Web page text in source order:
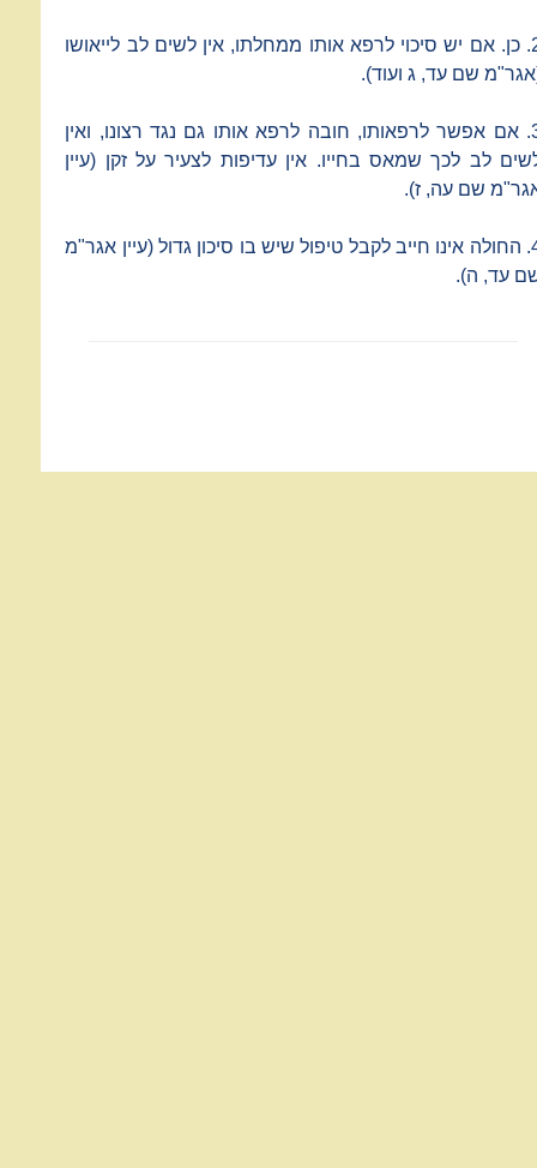
2. כן. אם יש סיכוי לרפא אותו ממחלתו, אין לשים לב לייאושו
שם עד, ג ועוד).
3. אם אפשר לרפאותו, חובה לרפא אותו גם נגד רצונו, ואין
לב לכך שמאס בחייו. אין עדיפות לצעיר על זקן (עיין
שם עה, ז).
4. החולה אינו חייב לקבל טיפול שיש בו סיכון גדול (עיין אגר"מ
עד, ה).